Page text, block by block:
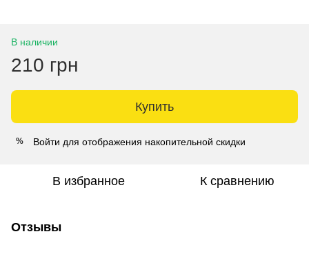
В наличии
210 грн
Купить
% Войти для отображения накопительной скидки
В избранное К сравнению
Отзывы